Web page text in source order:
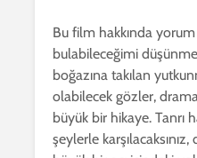
Bu film hakkında
bulabileceğimi
boğazına takılan
olabilecek gözler,
büyük bir hikaye. Tanrı
şeylerle